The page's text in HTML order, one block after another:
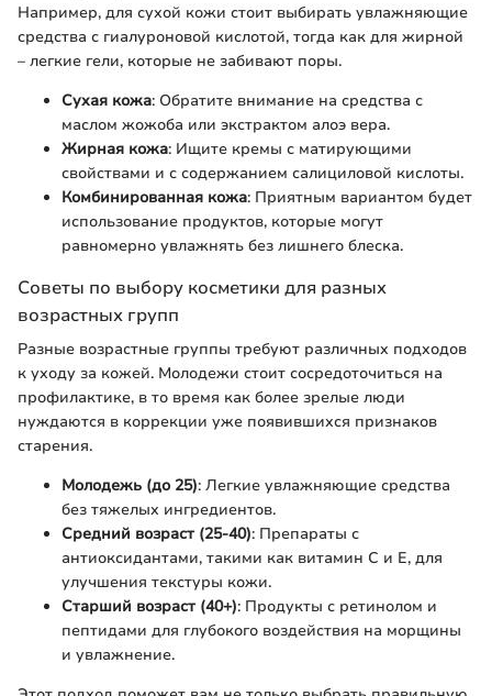
Например, для сухой кожи стоит выбирать увлажняющие
средства с гиалуроновой кислотой, тогда как для жирной
– легкие гели, которые не забивают поры.
Сухая кожа: Обратите внимание на средства с
маслом жожоба или экстрактом алоэ вера.
Жирная кожа: Ищите кремы с матирующими
свойствами и с содержанием салициловой кислоты.
Комбинированная кожа: Приятным вариантом будет
использование продуктов, которые могут
равномерно увлажнять без лишнего блеска.
Советы по выбору косметики для разных
возрастных групп
Разные возрастные группы требуют различных подходов
к уходу за кожей. Молодежи стоит сосредоточиться на
профилактике, в то время как более зрелые люди
нуждаются в коррекции уже появившихся признаков
старения.
Молодежь (до 25): Легкие увлажняющие средства
без тяжелых ингредиентов.
Средний возраст (25-40): Препараты с
антиоксидантами, такими как витамин С и E, для
улучшения текстуры кожи.
Старший возраст (40+): Продукты с ретинолом и
пептидами для глубокого воздействия на морщины
и увлажнение.